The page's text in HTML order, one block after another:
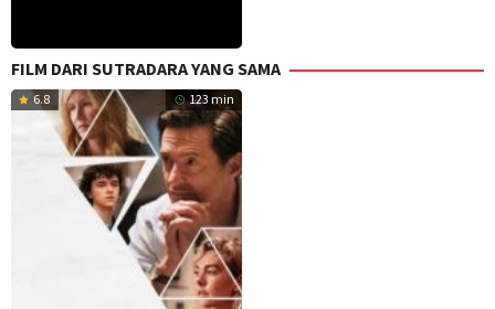
FILM DARI SUTRADARA YANG SAMA
6.8 123 min